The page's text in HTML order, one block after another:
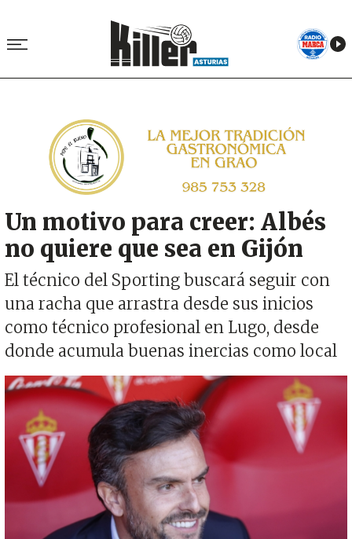
Un motivo para creer: Albés
no quiere que sea en Gijón
El técnico del Sporting buscará seguir con
una racha que arrastra desde sus inicios
como técnico profesional en Lugo, desde
donde acumula buenas inercias como local
Imagen